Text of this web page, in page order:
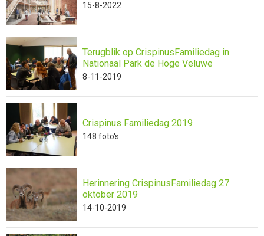
15-8-2022
Terugblik op CrispinusFamiliedag in
Nationaal Park de Hoge Veluwe
8-11-2019
Crispinus Familiedag 2019
148 foto's
Herinnering CrispinusFamiliedag 27
oktober 2019
14-10-2019